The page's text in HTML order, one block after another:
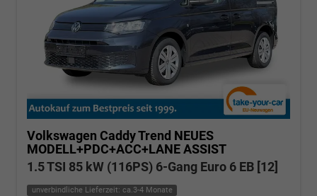
Volkswagen CaddyTrend NEUES
MODELL+PDC+ACC+LANE ASSIST
1.5 TSI 85 kW (116PS) 6-Gang Euro 6 EB [12]
unverbindliche Lieferzeit: ca.3-4 Monate